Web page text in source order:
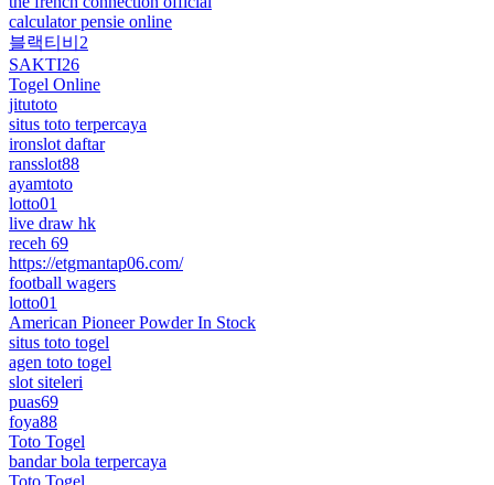
calculator pensie online
블랙티비2
SAKTI26
Togel Online
jitutoto
situs toto terpercaya
ironslot daftar
ransslot88
ayamtoto
lotto01
live draw hk
receh 69
https://etgmantap06.com/
football wagers
lotto01
American Pioneer Powder In Stock
situs toto togel
agen toto togel
slot siteleri
puas69
foya88
Toto Togel
bandar bola terpercaya
Toto Togel